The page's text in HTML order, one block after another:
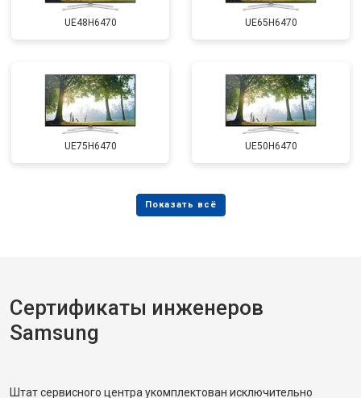
UE48H6470 UE65H6470
UE75H6470 UE50H6470
Сертификаты инженеров
Samsung
Штат сервисного центра укомплектован исключительно